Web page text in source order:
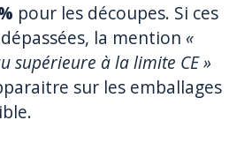
pour les découpes. Si ces
la mention«
supérieure à la limite CE »
sur les emballages